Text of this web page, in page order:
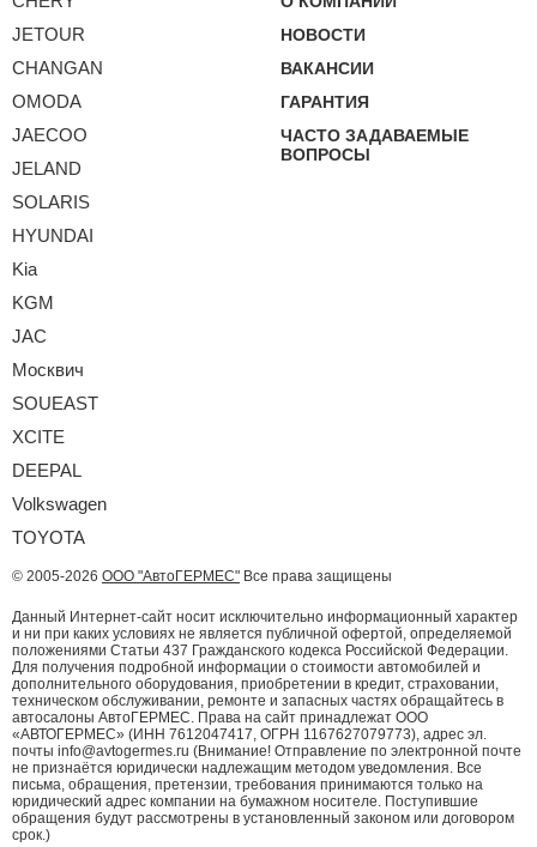
JETOUR
CHANGAN
OMODA
JAECOO
JELAND
SOLARIS
HYUNDAI
Kia
KGM
JAC
Москвич
SOUEAST
XCITE
DEEPAL
Volkswagen
TOYOTA
НОВОСТИ
ВАКАНСИИ
ГАРАНТИЯ
ЧАСТО ЗАДАВАЕМЫЕ
ВОПРОСЫ
© 2005-2026 ООО "АвтоГЕРМЕС" Все права защищены
Данный Интернет-сайт носит исключительно информационный характер
и ни при каких условиях не является публичной офертой, определяемой
положениями Статьи 437 Гражданского кодекса Российской Федерации.
Для получения подробной информации о стоимости автомобилей и
дополнительного оборудования, приобретении в кредит, страховании,
техническом обслуживании, ремонте и запасных частях обращайтесь в
автосалоны АвтоГЕРМЕС. Права на сайт принадлежат ООО
«АВТОГЕРМЕС» (ИНН 7612047417, ОГРН 1167627079773), адрес эл.
почты info@avtogermes.ru (Внимание! Отправление по электронной почте
не признаётся юридически надлежащим методом уведомления. Все
письма, обращения, претензии, требования принимаются только на
юридический адрес компании на бумажном носителе. Поступившие
обращения будут рассмотрены в установленный законом или договором
срок.)